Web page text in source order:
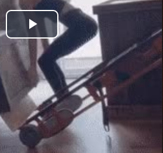
Play
Video